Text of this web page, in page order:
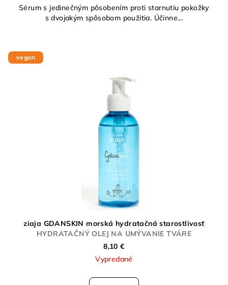
Sérum s jedinečným pôsobením proti starnutiu pokožky
s dvojakým spôsobom použitia. Účinne...
vegan
ziaja GDANSKIN morská hydratačná starostlivosť
HYDRATAČNÝ OLEJ NA UMÝVANIE TVÁRE
8,10 €
Vypredané